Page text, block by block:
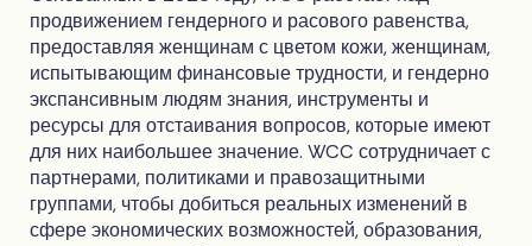
продвижением гендерного и расового равенства,
предоставляя женщинам с цветом кожи, женщинам,
испытывающим финансовые трудности, и гендерно
экспансивным людям знания, инструменты и
ресурсы для отстаивания вопросов, которые имеют
для них наибольшее значение. WCC сотрудничает с
партнерами, политиками и правозащитными
группами, чтобы добиться реальных изменений в
сфере экономических возможностей, образования,